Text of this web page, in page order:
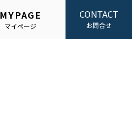
MYPAGE
マイページ
CONTACT
お問合せ